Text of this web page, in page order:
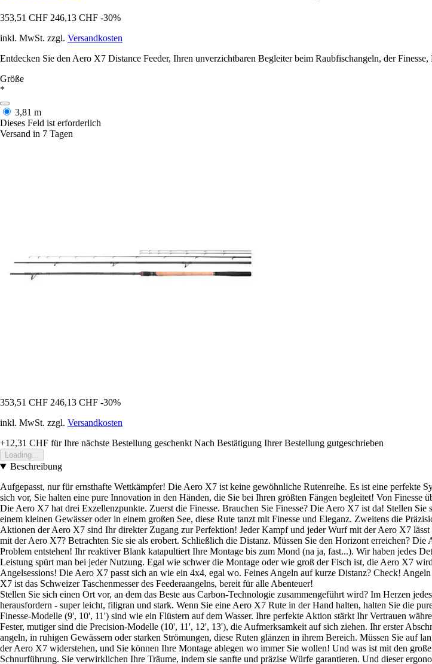
353,51 CHF 246,13 CHF -30%
inkl. MwSt. zzgl. Versandkosten
Entdecken Sie den Aero X7 Distance Feeder, Ihren unverzichtbaren Begleiter beim Raubfischangeln, der
Größe
*
3,81 m
Dieses Feld ist erforderlich
Versand in 7 Tagen
353,51 CHF 246,13 CHF -30%
inkl. MwSt. zzgl. Versandkosten
+12,31 CHF für Ihre nächste Bestellung geschenkt Nach Bestätigung Ihrer Bestellung gutgeschrieben
Loading...
Beschreibung
Aufgepasst, nur für ernsthafte Wettkämpfer! Die Aero X7 ist keine gewöhnliche Rutenreihe. Es ist eine perfekte
sich vor, Sie halten eine pure Innovation in den Händen, die Sie bei Ihren größten Fängen begleitet! Von Finesse
Die Aero X7 hat drei Exzellenzpunkte. Zuerst die Finesse. Brauchen Sie Finesse? Die Aero X7 ist da! Stellen
einem kleinen Gewässer oder in einem großen See, diese Rute tanzt mit Finesse und Eleganz. Zweitens die
Aktionen der Aero X7 sind Ihr direkter Zugang zur Perfektion! Jeder Kampf und jeder Wurf mit der Aero X7
mit der Aero X7? Betrachten Sie sie als erobert. Schließlich die Distanz. Müssen Sie den Horizont erreichen?
Problem entstehen! Ihr reaktiver Blank katapultiert Ihre Montage bis zum Mond (na ja, fast...). Wir haben jedes
Leistung spürt man bei jeder Nutzung. Egal wie schwer die Montage oder wie groß der Fisch ist, die Aero X7
Angelsessions! Die Aero X7 passt sich an wie ein 4x4, egal wo. Feines Angeln auf kurze Distanz? Check!
X7 ist das Schweizer Taschenmesser des Feederaangelns, bereit für alle Abenteuer!
Stellen Sie sich einen Ort vor, an dem das Beste aus Carbon-Technologie zusammengeführt wird? Im Herzen
herausfordern - super leicht, filigran und stark. Wenn Sie eine Aero X7 Rute in der Hand halten, halten Sie die
Finesse-Modelle (9', 10', 11') sind wie ein Flüstern auf dem Wasser. Ihre perfekte Aktion stärkt Ihr Vertrauen
Fester, mutiger sind die Precision-Modelle (10', 11', 12', 13'), die Aufmerksamkeit auf sich ziehen. Ihr erster
angeln, in ruhigen Gewässern oder starken Strömungen, diese Ruten glänzen in ihrem Bereich. Müssen Sie
der Aero X7 widerstehen, und Sie können Ihre Montage ablegen wo immer Sie wollen! Und was ist mit den
Schnurführung. Sie verwirklichen Ihre Träume, indem sie sanfte und präzise Würfe garantieren. Und dieser